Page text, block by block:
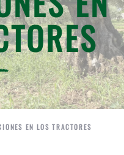
EN LOS TRACTORES